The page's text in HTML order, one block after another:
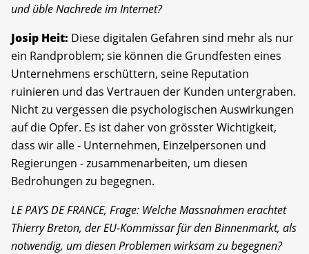
und üble Nachrede im Internet?
Josip Heit: Diese digitalen Gefahren sind mehr als nur
ein Randproblem; sie können die Grundfesten eines
Unternehmens erschüttern, seine Reputation
ruinieren und das Vertrauen der Kunden untergraben.
Nicht zu vergessen die psychologischen Auswirkungen
auf die Opfer. Es ist daher von grösster Wichtigkeit,
dass wir alle - Unternehmen, Einzelpersonen und
Regierungen - zusammenarbeiten, um diesen
Bedrohungen zu begegnen.
LE PAYS DE FRANCE, Frage: Welche Massnahmen erachtet
Thierry Breton, der EU-Kommissar für den Binnenmarkt, als
notwendig, um diesen Problemen wirksam zu begegnen?